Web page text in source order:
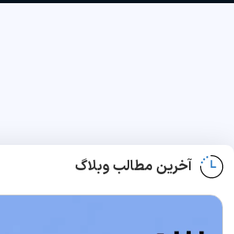
آخرین مطالب وبلاگ